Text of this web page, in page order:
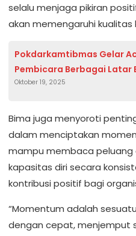
selalu menjaga pikiran
akan memengaruhi kualitas
Pokdarkamtibmas Gelar
Pembicara Berbagai Latar
Oktober 19, 2025
Bima juga menyoroti
dalam menciptakan
mampu membaca peluang
kapasitas diri secara
kontribusi positif bagi
“Momentum adalah
dengan cepat, menjemput